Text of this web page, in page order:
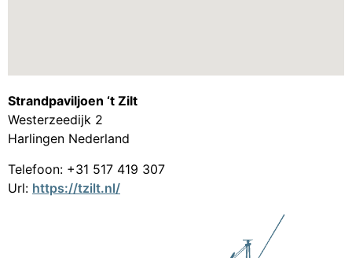
Strandpaviljoen ‘t Zilt
Westerzeedijk 2
Harlingen Nederland
Telefoon: +31 517 419 307
Url: https://tzilt.nl/